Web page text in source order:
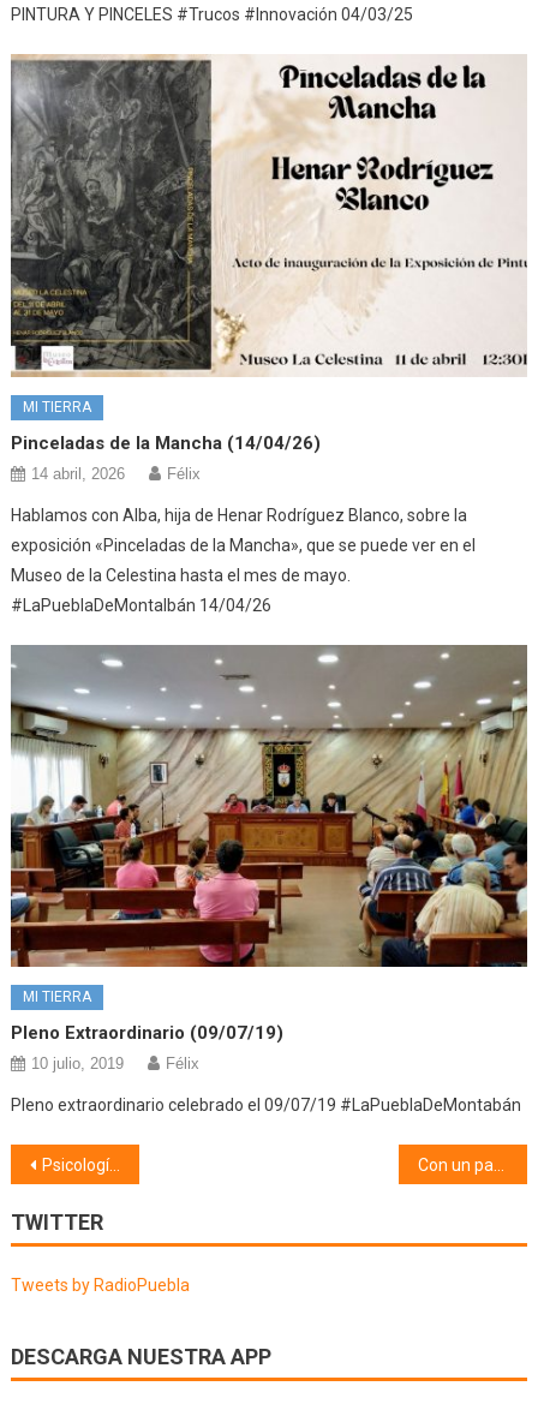
PINTURA Y PINCELES #Trucos #Innovación 04/03/25
MI TIERRA
Pinceladas de la Mancha (14/04/26)
14 abril, 2026 Félix
Hablamos con Alba, hija de Henar Rodríguez Blanco, sobre la
exposición «Pinceladas de la Mancha», que se puede ver en el
Museo de la Celestina hasta el mes de mayo.
#LaPueblaDeMontalbán 14/04/26
MI TIERRA
Pleno Extraordinario (09/07/19)
10 julio, 2019 Félix
Pleno extraordinario celebrado el 09/07/19 #LaPueblaDeMontabán
Navegación
de
entradas
Psicología (23/01/25) Cerebro neurodivergente Con un par de pelotas (27/01/25)
TWITTER
Tweets by RadioPuebla
DESCARGA NUESTRA APP